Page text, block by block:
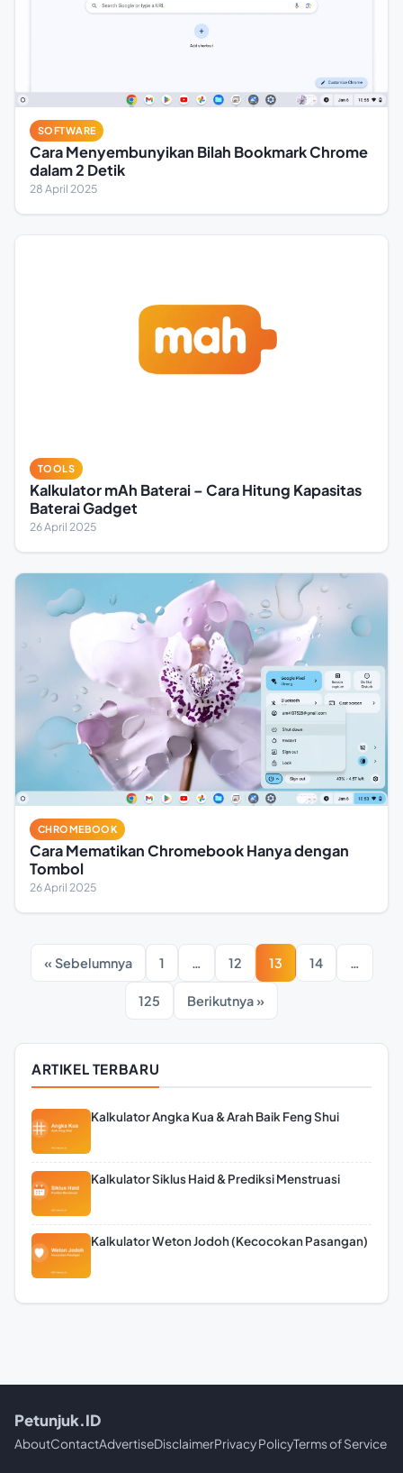
SOFTWARE
Cara Menyembunyikan Bilah Bookmark Chrome
dalam 2 Detik
28 April 2025
TOOLS
Kalkulator mAh Baterai – Cara Hitung Kapasitas
Baterai Gadget
26 April 2025
CHROMEBOOK
Cara Mematikan Chromebook Hanya dengan
Tombol
26 April 2025
« Sebelumnya 1 … 12 13 14 …
125 Berikutnya »
ARTIKEL TERBARU
Kalkulator Angka Kua & Arah Baik Feng Shui
Kalkulator Siklus Haid & Prediksi Menstruasi
Kalkulator Weton Jodoh (Kecocokan Pasangan)
Petunjuk.ID
AboutContactAdvertiseDisclaimerPrivacy PolicyTerms of Service